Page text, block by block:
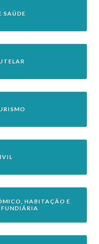
SAÚDE
HABITAÇÃO E